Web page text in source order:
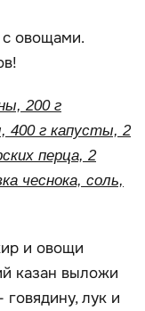
овощами.
200 г
400 г капусты, 2
перца, 2
чеснока, соль,
и овощи
казан выложи
лук и